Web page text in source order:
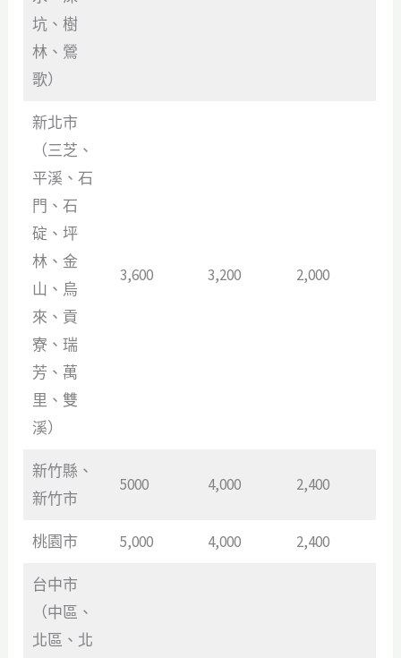
坑、樹
林、鶯
歌）
新北市
（三芝、
平溪、石
門、石
碇、坪
林、金
山、烏
來、貢
寮、瑞
芳、萬
里、雙
溪）
3,600 3,200 2,000
新竹縣、
新竹市
5000 4,000 2,400
桃園市 5,000 4,000 2,400
台中市
（中區、
北區、北